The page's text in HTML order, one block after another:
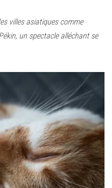
villes asiatiques comme
un spectacle alléchant se